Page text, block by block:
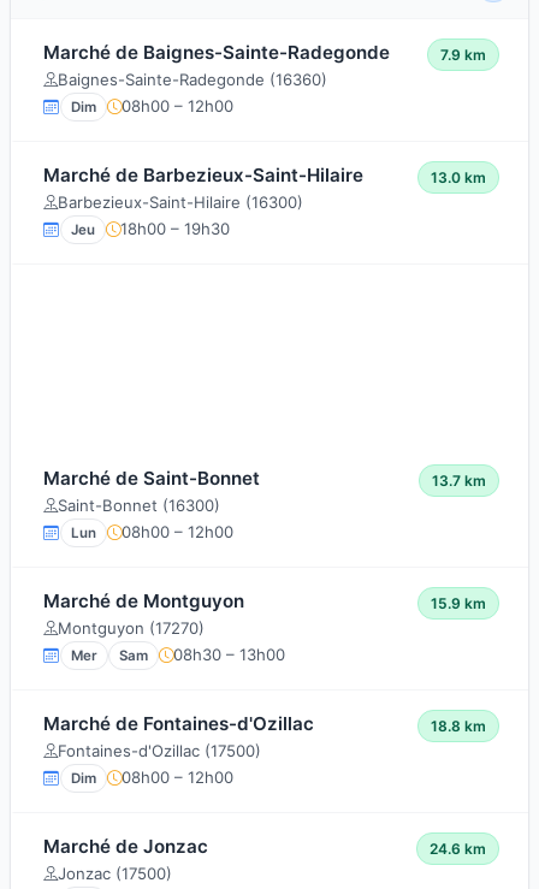
Marché de Baignes-Sainte-Radegonde
Baignes-Sainte-Radegonde (16360)
7.9 km
Dim 08h00 – 12h00
Marché de Barbezieux-Saint-Hilaire
Barbezieux-Saint-Hilaire (16300)
13.0 km
Jeu 18h00 – 19h30
Marché de Saint-Bonnet
Saint-Bonnet (16300)
13.7 km
Lun 08h00 – 12h00
Marché de Montguyon
Montguyon (17270)
15.9 km
Mer Sam 08h30 – 13h00
Marché de Fontaines-d'Ozillac
Fontaines-d'Ozillac (17500)
18.8 km
Dim 08h00 – 12h00
Marché de Jonzac
Jonzac (17500)
24.6 km